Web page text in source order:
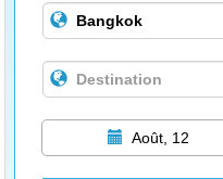
Août, 12